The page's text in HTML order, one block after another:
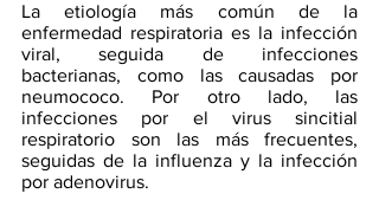
La etiología más común de la
enfermedad respiratoria es la infección
viral, seguida de infecciones
bacterianas, como las causadas por
neumococo. Por otro lado, las
infecciones por el virus sincitial
respiratorio son las más frecuentes,
seguidas de la influenza y la infección
por adenovirus.